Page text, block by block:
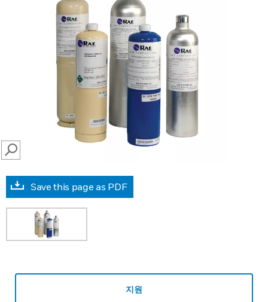
SEARCH
Save this page as PDF
지원